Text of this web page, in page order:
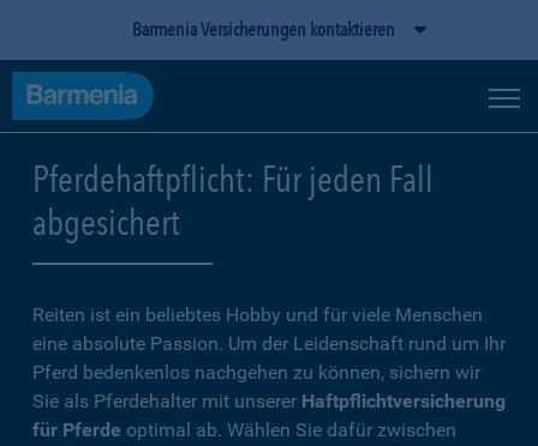
Barmenia Versicherungen kontaktieren
Pferdehaftpflicht: Für jeden Fall
abgesichert
Reiten ist ein beliebtes Hobby und für viele Menschen
eine absolute Passion. Um der Leidenschaft rund um Ihr
Pferd bedenkenlos nachgehen zu können, sichern wir
Sie als Pferdehalter mit unserer Haftpflichtversicherung
für Pferde optimal ab. Wählen Sie dafür zwischen